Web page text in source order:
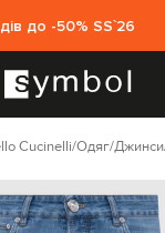
до -50% SS`26
Cucinelli Одяг Джинси